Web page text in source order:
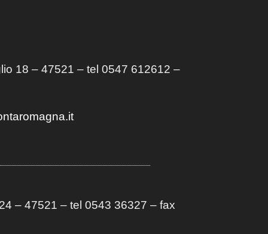
18 – 47521 – tel 0547 612612 –
– 47521 – tel 0543 36327 – fax